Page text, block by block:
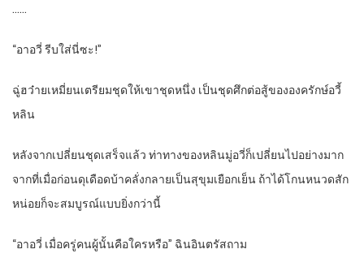
……
“อาอวี่ รีบใส่นี่ซะ!”
ฉู่ฮว๋ายเหมี่ยนเตรียมชุดให้เขาชุดหนึ่ง เป็นชุดศึกต่อสู้ขององครักษ์อวี้
หลิน
หลังจากเปลี่ยนชุดเสร็จแล้ว ท่าทางของหลินมู่อวี่ก็เปลี่ยนไปอย่างมาก
จากที่เมื่อก่อนดุเดือดบ้าคลั่งกลายเป็นสุขุมเยือกเย็น ถ้าได้โกนหนวดสัก
หน่อยก็จะสมบูรณ์แบบยิ่งกว่านี้
“อาอวี่ เมื่อครู่คนผู้นั้นคือใครหรือ” ฉินอินตรัสถาม